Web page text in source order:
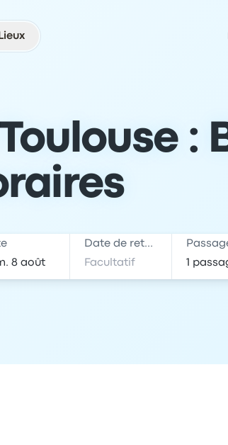
Lieux
:
Date de retour